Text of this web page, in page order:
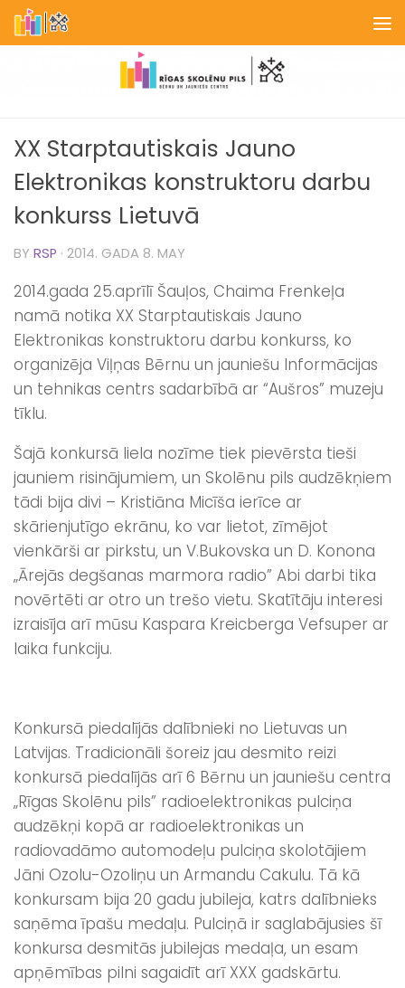
Skip to content
XX Starptautiskais Jauno
Elektronikas konstruktoru darbu
konkurss Lietuvā
BY RSP · 2014. GADA 8. MAY
2014.gada 25.aprīlī Šauļos, Chaima Frenkeļa
namā notika XX Starptautiskais Jauno
Elektronikas konstruktoru darbu konkurss, ko
organizēja Viļņas Bērnu un jauniešu Informācijas
un tehnikas centrs sadarbībā ar “Aušros” muzeju
tīklu.
Šajā konkursā liela nozīme tiek pievērsta tieši
jauniem risinājumiem, un Skolēnu pils audzēkņiem
tādi bija divi – Kristiāna Micīša ierīce ar
skārienjutīgo ekrānu, ko var lietot, zīmējot
vienkārši ar pirkstu, un V.Bukovska un D. Konona
„Ārejās degšanas marmora radio” Abi darbi tika
novērtēti ar otro un trešo vietu. Skatītāju interesi
izraisīja arī mūsu Kaspara Kreicberga Vefsuper ar
laika funkciju.
Konkursā piedalījās dalībnieki no Lietuvas un
Latvijas. Tradicionāli šoreiz jau desmito reizi
konkursā piedalījās arī 6 Bērnu un jauniešu centra
„Rīgas Skolēnu pils” radioelektronikas pulciņa
audzēkņi kopā ar radioelektronikas un
radiovadāmo automodeļu pulciņa skolotājiem
Jāni Ozolu-Ozoliņu un Armandu Cakulu. Tā kā
konkursam bija 20 gadu jubileja, katrs dalībnieks
saņēma īpašu medaļu. Pulciņā ir saglabājusies šī
konkursa desmitās jubilejas medaļa, un esam
apņēmības pilni sagaidīt arī XXX gadskārtu.